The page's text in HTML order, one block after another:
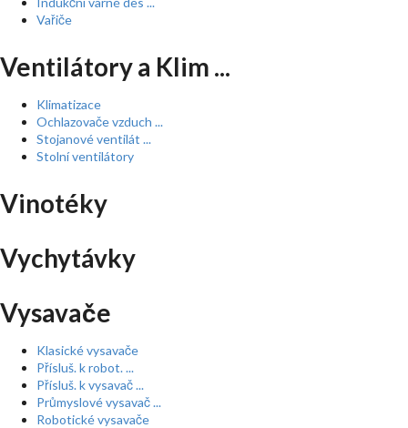
Vařiče
Ventilátory a Klim ...
Klimatizace
Ochlazovače vzduch ...
Stojanové ventilát ...
Stolní ventilátory
Vinotéky
Vychytávky
Vysavače
Klasické vysavače
Přísluš. k robot. ...
Přísluš. k vysavač ...
Průmyslové vysavač ...
Robotické vysavače